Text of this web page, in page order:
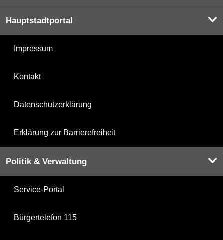
Hauptstadtportal
Impressum
Kontakt
Datenschutzerklärung
Erklärung zur Barrierefreiheit
Politik & Verwaltung
Service-Portal
Bürgertelefon 115